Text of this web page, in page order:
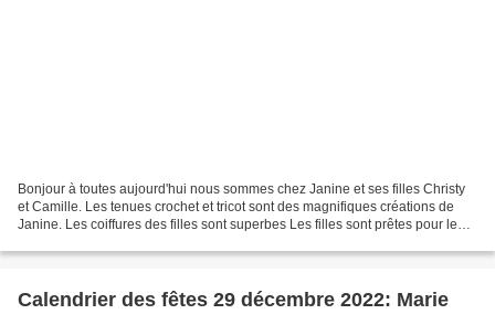
Bonjour à toutes aujourd'hui nous sommes chez Janine et ses filles Christy
et Camille. Les tenues crochet et tricot sont des magnifiques créations de
Janine. Les coiffures des filles sont superbes Les filles sont prêtes pour le
Calendrier des fêtes 29 décembre 2022: Marie